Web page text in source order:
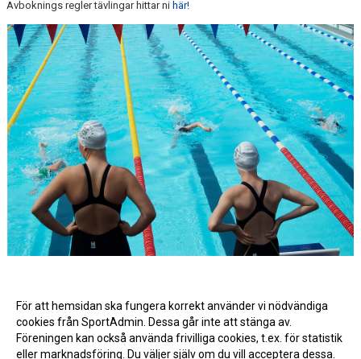
Avboknings regler tävlingar hittar ni här!
För att hemsidan ska fungera korrekt använder vi nödvändiga
cookies från SportAdmin. Dessa går inte att stänga av.
Föreningen kan också använda frivilliga cookies, t.ex. för statistik
eller marknadsföring. Du väljer själv om du vill acceptera dessa.